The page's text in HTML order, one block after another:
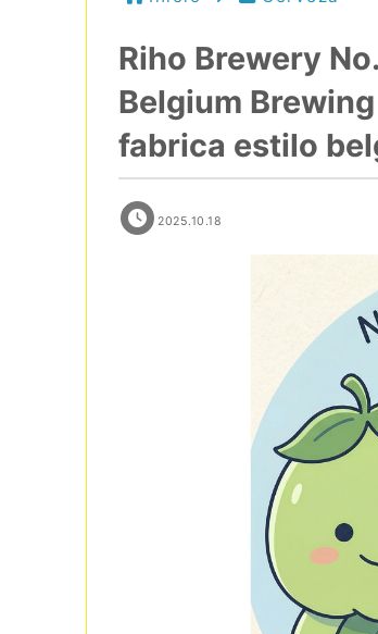
Riho Brewery
Belgium
fabrica estilo
2025.10.18